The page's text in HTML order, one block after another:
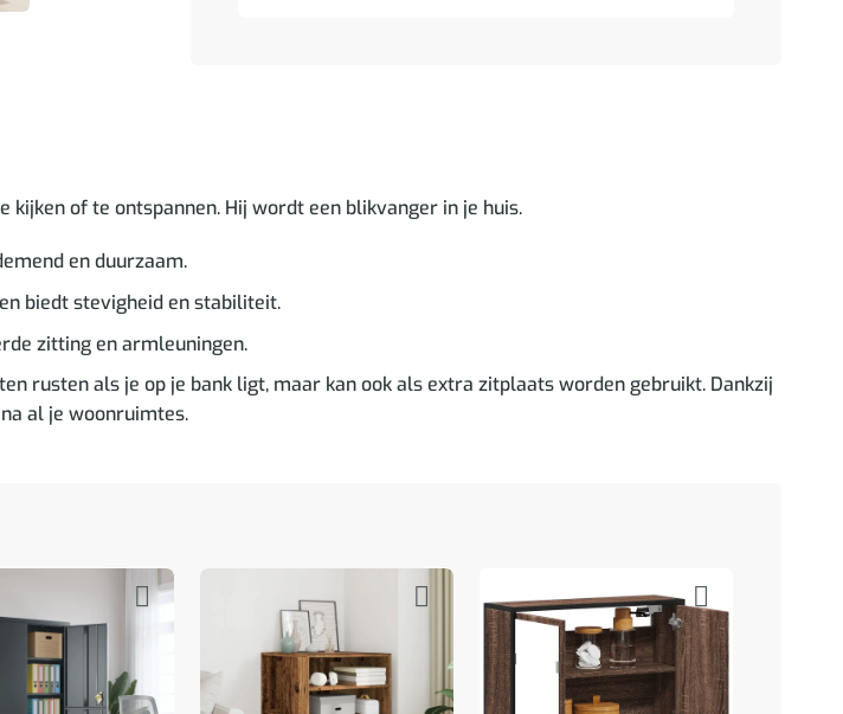
of te ontspannen. Hij wordt een blikvanger in je huis.
en duurzaam.
biedt stevigheid en stabiliteit.
zitting en armleuningen.
rusten als je op je bank ligt, maar kan ook als extra zitplaats worden gebruikt. Dankzij
al je woonruimtes.